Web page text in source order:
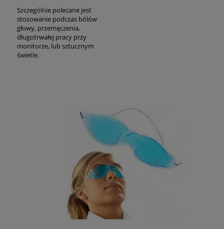
Szczególnie polecane jest
stosowanie podczas bólów
głowy, przemęczenia,
długotrwałej pracy przy
monitorze, lub sztucznym
świetle.